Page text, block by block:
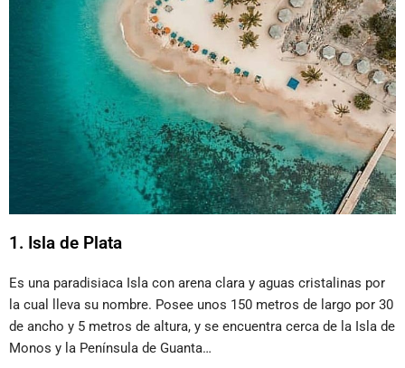
1. Isla de Plata
Es una paradisiaca Isla con arena clara y aguas cristalinas por
la cual lleva su nombre. Posee unos 150 metros de largo por 30
de ancho y 5 metros de altura, y se encuentra cerca de la Isla de
Monos y la Península de Guanta…